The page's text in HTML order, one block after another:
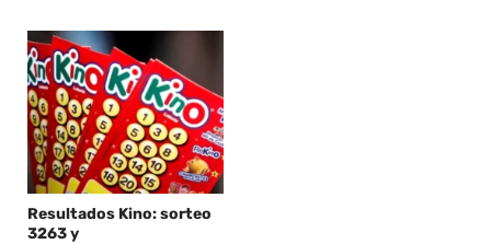
Resultados Kino: sorteo
3263 y